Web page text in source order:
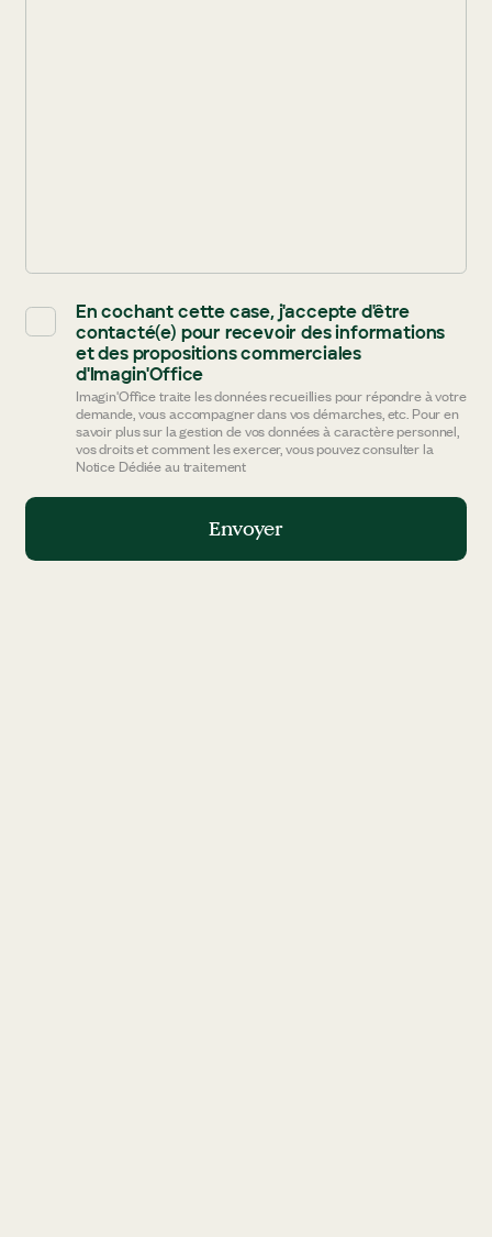
En cochant cette case, j'accepte d'être
contacté(e) pour recevoir des informations
et des propositions commerciales
d'Imagin'Office
Imagin'Office traite les données recueillies pour répondre à votre
demande, vous accompagner dans vos démarches, etc. Pour en
savoir plus sur la gestion de vos données à caractère personnel,
vos droits et comment les exercer, vous pouvez consulter la
Notice Dédiée au traitement